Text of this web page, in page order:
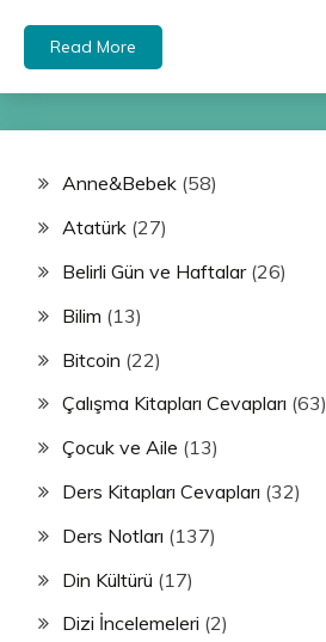
Read More
Anne&Bebek (58)
Atatürk (27)
Belirli Gün ve Haftalar(26)
Bilim (13)
Bitcoin (22)
Çalışma Kitapları Cevapları (63)
Çocuk ve Aile (13)
Ders Kitapları Cevapları (32)
Ders Notları (137)
Din Kültürü (17)
Dizi İncelemeleri (2)